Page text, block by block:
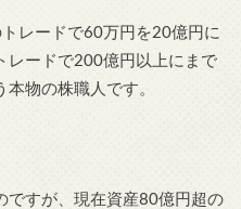
レードで60万円を20億円に
レードで200億円以上にまで
物の株職人です。
ですが、現在資産80億円超の